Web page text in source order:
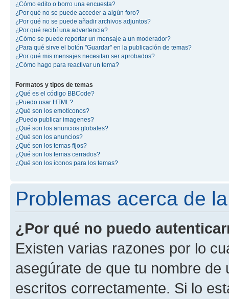
¿Cómo edito o borro una encuesta?
¿Por qué no se puede acceder a algún foro?
¿Por qué no se puede añadir archivos adjuntos?
¿Por qué recibí una advertencia?
¿Cómo se puede reportar un mensaje a un moderador?
¿Para qué sirve el botón "Guardar" en la publicación de temas?
¿Por qué mis mensajes necesitan ser aprobados?
¿Cómo hago para reactivar un tema?
Formatos y tipos de temas
¿Qué es el código BBCode?
¿Puedo usar HTML?
¿Qué son los emoticonos?
¿Puedo publicar imagenes?
¿Qué son los anuncios globales?
¿Qué son los anuncios?
¿Qué son los temas fijos?
¿Qué son los temas cerrados?
¿Qué son los iconos para los temas?
Problemas acerca de
¿Por qué no puedo
Existen varias razones por lo
asegúrate de que tu nombre
escritos correctamente. Si lo